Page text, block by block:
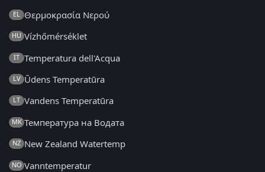
EL Θερμοκρασία Νερού
HU Vízhőmérséklet
IT Temperatura dell'Acqua
LV Ūdens Temperatūra
LT Vandens Temperatūra
MK Температура на Водата
NZ New Zealand Watertemp
NO Vanntemperatur